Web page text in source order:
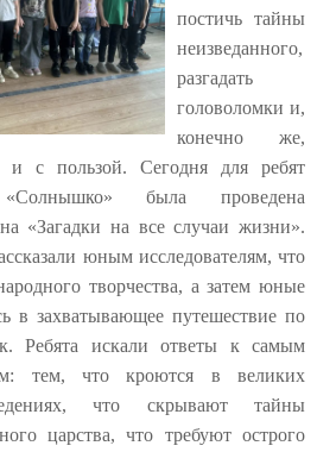
постичь тайны
неизведанного,
разгадать
головоломки и,
конечно же,
и с пользой. Сегодня для ребят
была проведена
«Загадки на все случаи жизни».
зали юным исследователям, что
творчества, а затем юные
в захватывающее путешествие по
Ребята искали ответы ксамым
тем, что кроются в великих
что скрывают тайны
царства, что требуют острого